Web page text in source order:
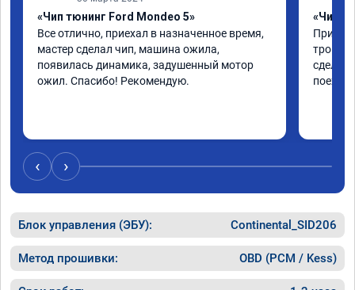
«Чип тюнинг Ford Mondeo 5»
Все отлично, приехал в назначенное время,
мастер сделал чип, машина ожила,
появилась динамика, задушенный мотор
ожил. Спасибо! Рекомендую.
«Чип
троила
‹ ›
Блок управления (ЭБУ): Continental_SID206
Метод прошивки: OBD (PCM / Kess)